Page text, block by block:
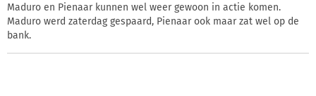
Maduro en Pienaar kunnen wel weer gewoon in actie komen.
Maduro werd zaterdag gespaard, Pienaar ook maar zat wel op de
bank.